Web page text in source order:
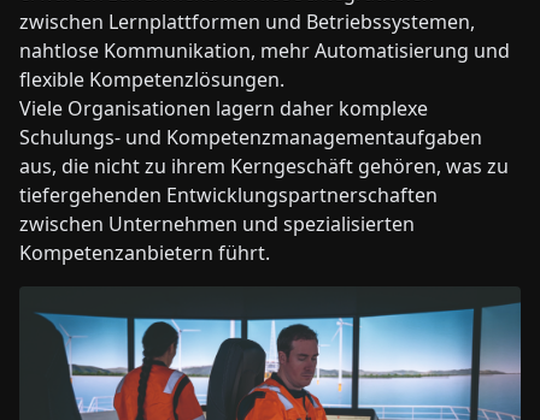
zwischen Lernplattformen und Betriebssystemen,
nahtlose Kommunikation, mehr Automatisierung und
flexible Kompetenzlösungen.
Viele Organisationen lagern daher komplexe
Schulungs- und Kompetenzmanagementaufgaben
aus, die nicht zu ihrem Kerngeschäft gehören, was zu
tiefergehenden Entwicklungspartnerschaften
zwischen Unternehmen und spezialisierten
Kompetenzanbietern führt.